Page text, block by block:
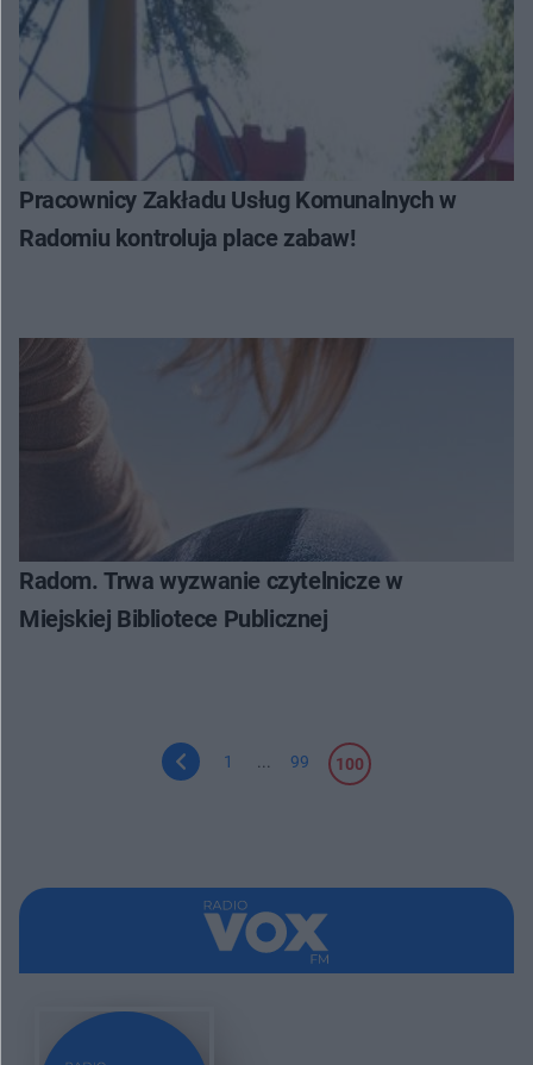
Pracownicy Zakładu Usług Komunalnych w
Radomiu kontroluja place zabaw!
Radom. Trwa wyzwanie czytelnicze w
Miejskiej Bibliotece Publicznej
1 99 100